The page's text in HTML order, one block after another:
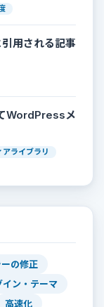
用される記事
WordPressメ
アライブラリ
の修正
イン・テーマ
高速化